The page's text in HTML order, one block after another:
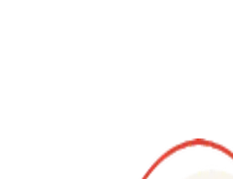
indimenticabili: Esperienze